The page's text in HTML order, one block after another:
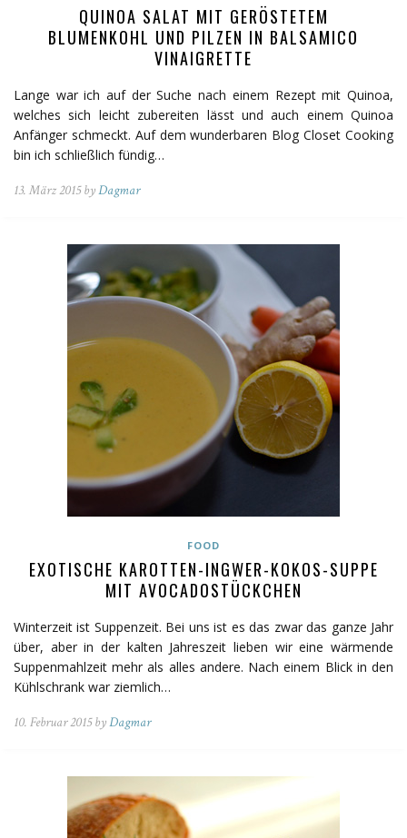
QUINOA SALAT MIT GERÖSTETEM
BLUMENKOHL UND PILZEN IN BALSAMICO
VINAIGRETTE
Lange war ich auf der Suche nach einem Rezept mit Quinoa,
welches sich leicht zubereiten lässt und auch einem Quinoa
Anfänger schmeckt. Auf dem wunderbaren Blog Closet Cooking
bin ich schließlich fündig…
13. März 2015 byDagmar
FOOD
EXOTISCHE KAROTTEN-INGWER-KOKOS-SUPPE
MIT AVOCADOSTÜCKCHEN
Winterzeit ist Suppenzeit. Bei uns ist es das zwar das ganze Jahr
über, aber in der kalten Jahreszeit lieben wir eine wärmende
Suppenmahlzeit mehr als alles andere. Nach einem Blick in den
Kühlschrank war ziemlich…
10. Februar 2015 byDagmar